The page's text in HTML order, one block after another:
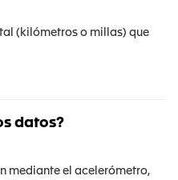
(kilómetros o millas) que
datos?
mediante el acelerómetro,